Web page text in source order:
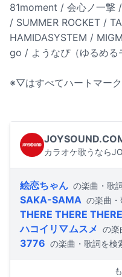
81moment / 会心ノ一撃
/ SUMMER ROCKET /
HAMIDASYSTEM /
go / ようなぴ（ゆるめる
※▽はすべてハートマーク
カラオケ歌うなら
絵恋ちゃん の楽曲・歌
SAKA-SAMA の楽曲
THERE THERE
ハコイリ▽ムスメ の楽
3776 の楽曲・歌詞を検